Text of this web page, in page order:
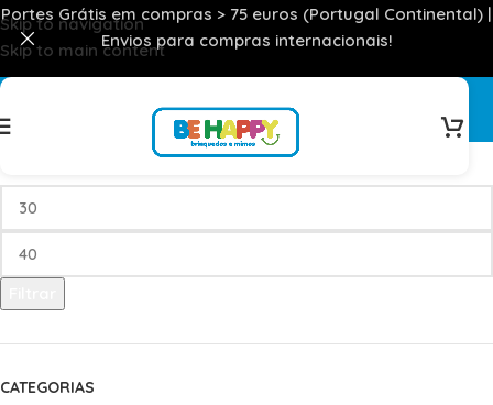
Skip to navigation
Skip to main content
Portes Grátis em compras > 75 euros (Portugal Continental) |
Envios para compras internacionais!
Festa
FILTRAR POR PREÇO
CATEGORIAS